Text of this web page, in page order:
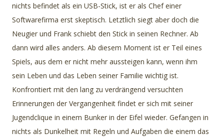
nichts befindet als ein USB-Stick, ist er als Chef einer
Softwarefirma erst skeptisch. Letztlich siegt aber doch die
Neugier und Frank schiebt den Stick in seinen Rechner. Ab
dann wird alles anders. Ab diesem Moment ist er Teil eines
Spiels, aus dem er nicht mehr aussteigen kann, wenn ihm
sein Leben und das Leben seiner Familie wichtig ist.
Konfrontiert mit den lang zu verdrängend versuchten
Erinnerungen der Vergangenheit findet er sich mit seiner
Jugendclique in einem Bunker in der Eifel wieder. Gefangen in
nichts als Dunkelheit mit Regeln und Aufgaben die einem das